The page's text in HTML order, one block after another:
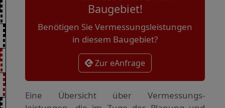
Baugebiet!
Benötigen Sie Vermessungsleistungen
in diesem Baugebiet?
Zur eAnfrage
Eine Übersicht über Vermessungs­